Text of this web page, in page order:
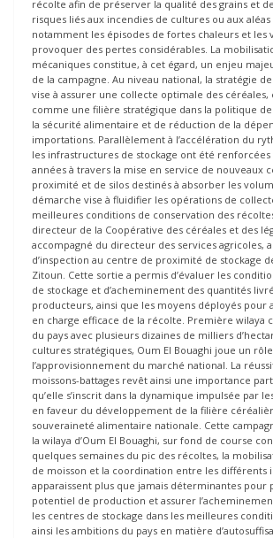
récolte afin de préserver la qualité des grains et
risques liés aux incendies de cultures ou aux
notamment les épisodes de fortes chaleurs et les
provoquer des pertes considérables. La
mécaniques constitue, à cet égard, un enjeu
de la campagne. Au niveau national, la stratégie
vise à assurer une collecte optimale des céréales,
comme une filière stratégique dans la politique
la sécurité alimentaire et de réduction de la
importations. Parallèlement à l’accélération du
les infrastructures de stockage ont été
années à travers la mise en service de nouveaux
proximité et de silos destinés à absorber les
démarche vise à fluidifier les opérations de
meilleures conditions de conservation des
directeur de la Coopérative des céréales et des
accompagné du directeur des services agricoles,
d’inspection au centre de proximité de stockage
Zitoun. Cette sortie a permis d’évaluer les
de stockage et d’acheminement des quantités
producteurs, ainsi que les moyens déployés pour
en charge efficace de la récolte. Première wilaya
du pays avec plusieurs dizaines de milliers
cultures stratégiques, Oum El Bouaghi joue un
l’approvisionnement du marché national. La
moissons-battages revêt ainsi une importance
qu’elle s’inscrit dans la dynamique impulsée par
en faveur du développement de la filière
souveraineté alimentaire nationale. Cette
la wilaya d’Oum El Bouaghi, sur fond de course
quelques semaines du pic des récoltes, la
de moisson et la coordination entre les différents
apparaissent plus que jamais déterminantes pour
potentiel de production et assurer
les centres de stockage dans les meilleures
ainsi les ambitions du pays en matière